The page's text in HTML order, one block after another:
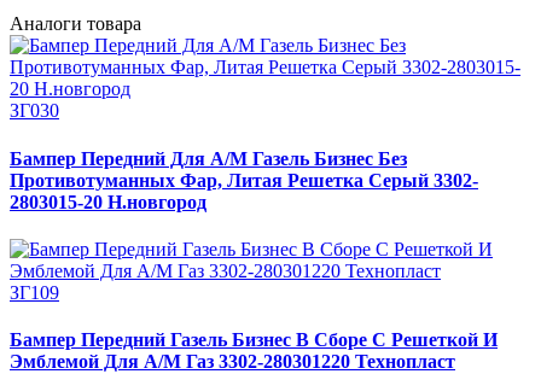
Аналоги товара
ЗГ030
Бампер Передний Для А/М Газель Бизнес Без
Противотуманных Фар, Литая Решетка Серый 3302-
2803015-20 Н.новгород
ЗГ109
Бампер Передний Газель Бизнес В Сборе С Решеткой И
Эмблемой Для А/М Газ 3302-280301220 Технопласт